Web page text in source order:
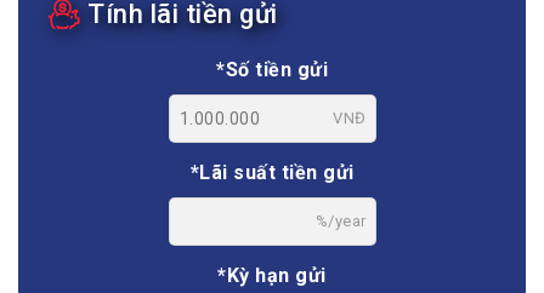
Tính lãi tiền gửi
*Số tiền gửi
VNĐ
*Lãi suất tiền gửi
%/year
*Kỳ hạn gửi